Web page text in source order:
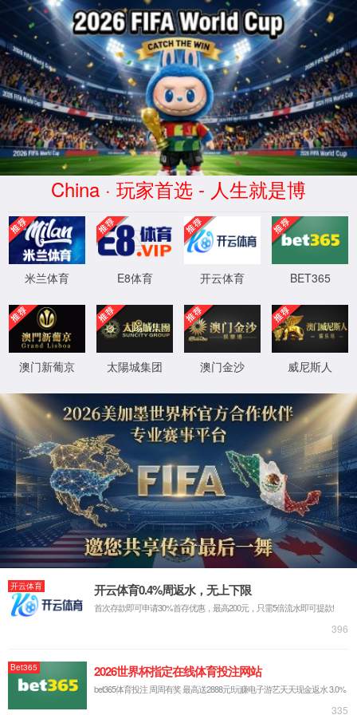
168直播(CHN)体育赛事免费观看-
Official Platform
页面错误！请稍后再试～
XML 地图